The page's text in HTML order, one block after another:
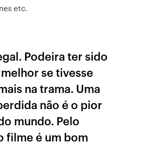
etc.
Podeira ter sido
se tivesse
na trama. Uma
não é o pior
mundo. Pelo
filme é um bom